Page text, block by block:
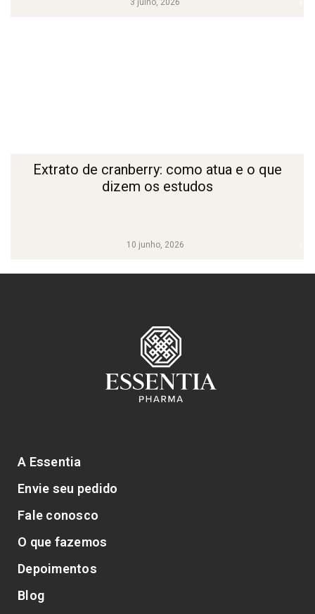
3 julho, 2026
10 junho, 2026
Extrato de cranberry: como atua e o que
dizem os estudos
A Essentia
Envie seu pedido
Fale conosco
O que fazemos
Depoimentos
Blog